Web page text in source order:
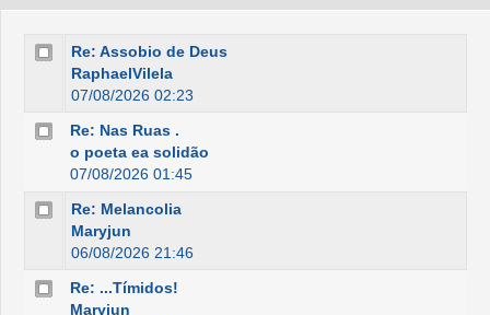
Re: Assobio de Deus
RaphaelVilela
07/08/2026 02:23
Re: Nas Ruas .
o poeta ea solidão
07/08/2026 01:45
Re: Melancolia
Maryjun
06/08/2026 21:46
Re: ...Tímidos!
Maryjun